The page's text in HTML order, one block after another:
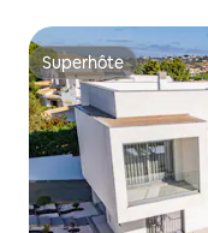
Superhôte
Superhôte